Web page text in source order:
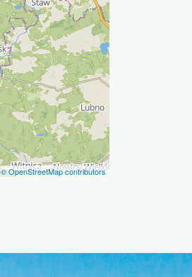
© OpenStreetMap contributors